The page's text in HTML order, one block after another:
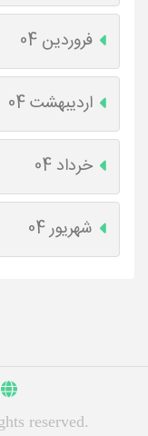
فروردین 04
اردیبهشت 04
خرداد 04
شهریور 04
reserved.